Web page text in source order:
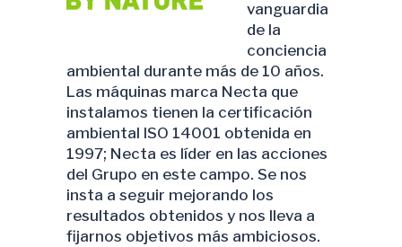
vanguardia
de la
conciencia
ambiental durante más de 10 años.
Las máquinas marca Necta que
instalamos tienen la certificación
ambiental ISO 14001 obtenida en
1997; Necta es líder en las acciones
del Grupo en este campo. Se nos
insta a seguir mejorando los
resultados obtenidos y nos lleva a
fijarnos objetivos más ambiciosos.